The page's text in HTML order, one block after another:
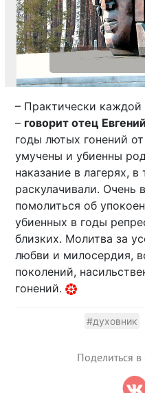
– Практически каждой
– говорит отец
годы лютых гонений
умучены и убиенны
наказание в лагерях,
раскулачивали. Очень
помолиться об
убиенных в годы
близких. Молитва за
любви и милосердия,
поколений,
гонений.
#духовник
Поделиться